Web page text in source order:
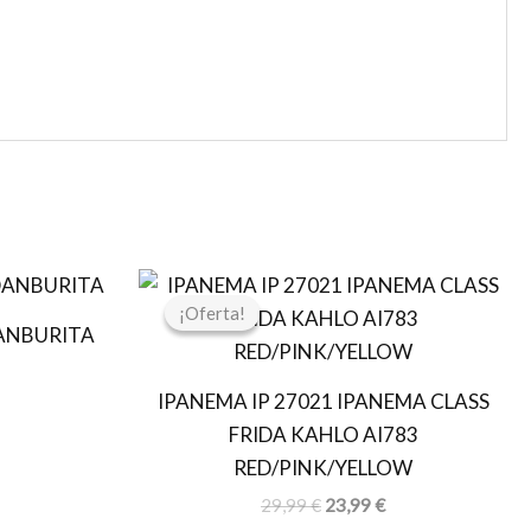
€.
¡Oferta!
¡Oferta!
IPANEMA IP 27021 IPANEMA CLASS
FRIDA KAHLO AI783
RED/PINK/YELLOW
29,99€
El
original
era:
23,99€
El
actual
es: